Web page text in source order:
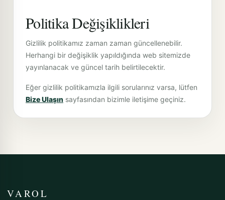
Politika Değişiklikleri
Gizlilik politikamız zaman zaman güncellenebilir.
Herhangi bir değişiklik yapıldığında web sitemizde
yayınlanacak ve güncel tarih belirtilecektir.
Eğer gizlilik politikamızla ilgili sorularınız varsa, lütfen
Bize Ulaşın sayfasından bizimle iletişime geçiniz.
VAROL